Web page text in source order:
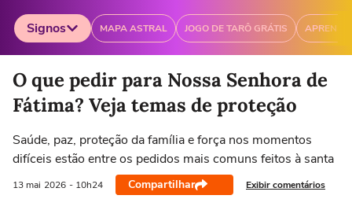
Signos MAPA ASTRAL JOGO DE TARÔ GRÁTIS
Selecione o signo para ver as notícias
Áries
21/03 a 20/04
Touro
21/04 a 20/05
Gêmeos
21/05 a 20/06
Câncer
21/06 a 21/07
O que pedir para Nossa Senhora de
Fátima? Veja temas de proteção
Saúde, paz, proteção da família e força nos momentos
difíceis estão entre os pedidos mais comuns feitos à santa
13 mai 2026 - 10h24 Compartilhar Exibir comentários